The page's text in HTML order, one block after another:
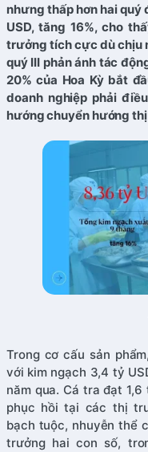
nhưng thấp hơn hai quý
USD, tăng 16%, cho
trưởng tích cực dù chịu
quý III phản ánh tác
20% của Hoa Kỳ bắt
doanh nghiệp phải
hướng chuyển hướng
Trong cơ cấu sản
với kim ngạch 3,4 tỷ
năm qua. Cá tra đạt
phục hồi tại các thị
bạch tuộc, nhuyễn thể
trưởng hai con số,